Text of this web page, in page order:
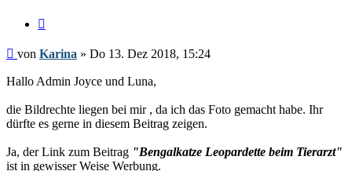
Beitrag
von Karina » Do 13. Dez 2018, 15:24
Hallo Admin Joyce und Luna,
die Bildrechte liegen bei mir , da ich das Foto gemacht habe. Ihr
dürfte es gerne in diesem Beitrag zeigen.
Ja, der Link zum Beitrag "Bengalkatze Leopardette beim Tierarzt"
ist in gewisser Weise Werbung.